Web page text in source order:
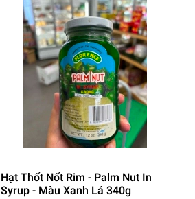
Hạt Thốt Nốt Rim - Palm Nut In
Syrup - Màu Xanh Lá 340g